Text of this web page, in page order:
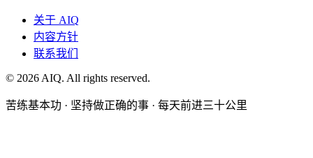
关于 AIQ
内容方针
联系我们
© 2026 AIQ. All rights reserved.
苦练基本功 · 坚持做正确的事 · 每天前进三十公里